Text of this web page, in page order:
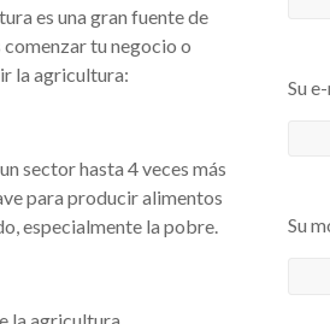
es una gran fuente de
tu negocio o
la agricultura:
sector hasta 4 veces más
para producir alimentos
especialmente la pobre.
Su
Su